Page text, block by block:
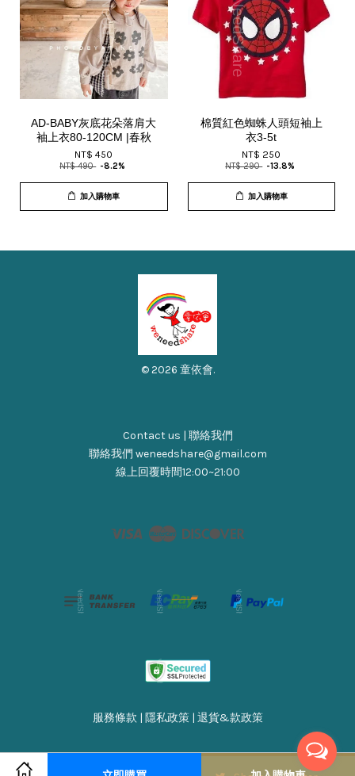
AD-BABY灰底花朵落肩大
袖上衣80-120CM |春秋
NT$ 450
NT$ 490 -8.2%
加入購物車
棉質紅色蜘蛛人頭短袖上
衣3-5t
NT$ 250
NT$ 290 -13.8%
加入購物車
© 2026 童依會.
Contact us | 聯絡我們
聯絡我們 weneedshare@gmail.com
線上回覆時間12:00~21:00
Visa Master
服務條款| 隱私政策| 退貨&款政策